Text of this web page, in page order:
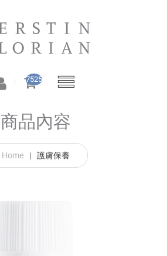
7525
商品內容
Home | 護膚保養